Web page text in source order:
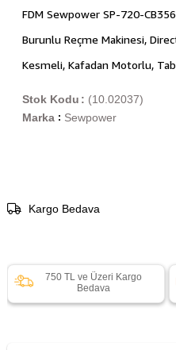
FDM Sewpower SP-720-
Burunlu Reçme Makinesi,
Kesmeli, Kafadan Motorlu,
(10.02037)
Stok Kodu
Marka : Sewpower
Kargo Bedava
750 TL ve Üzeri Kargo
Bedava